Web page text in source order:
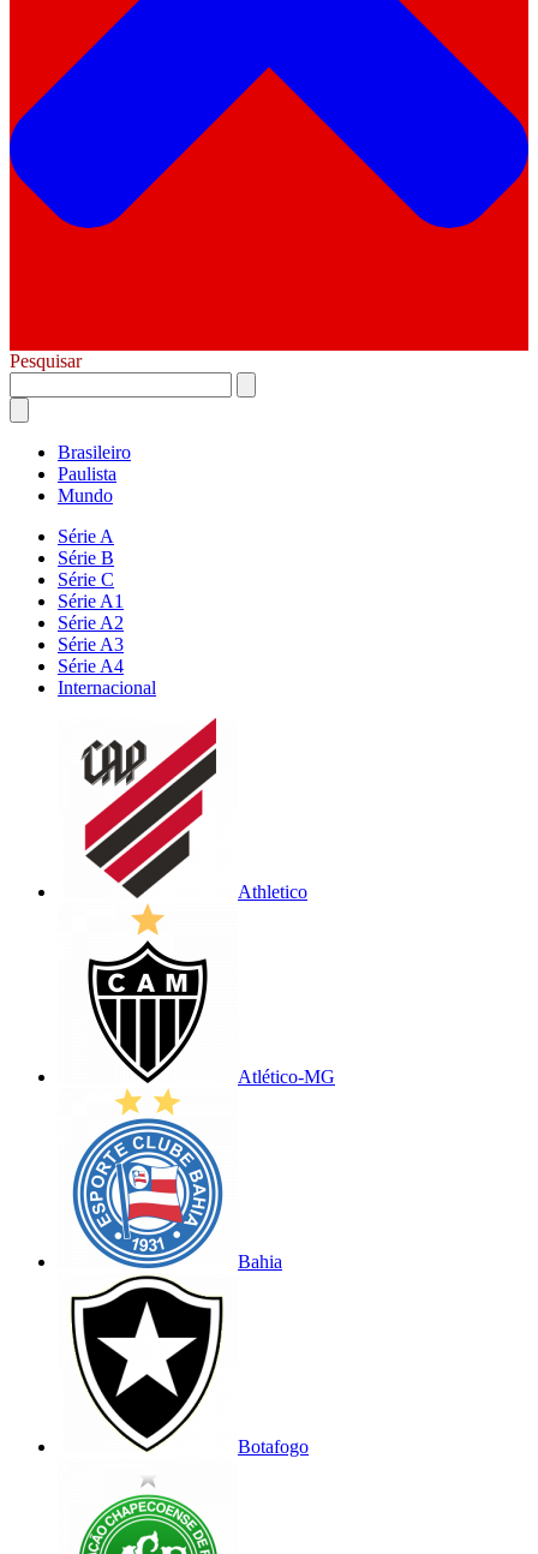
Pesquisar
Brasileiro
Paulista
Mundo
Série A
Série B
Série C
Série A1
Série A2
Série A3
Série A4
Internacional
Athletico
Atlético-MG
Bahia
Botafogo